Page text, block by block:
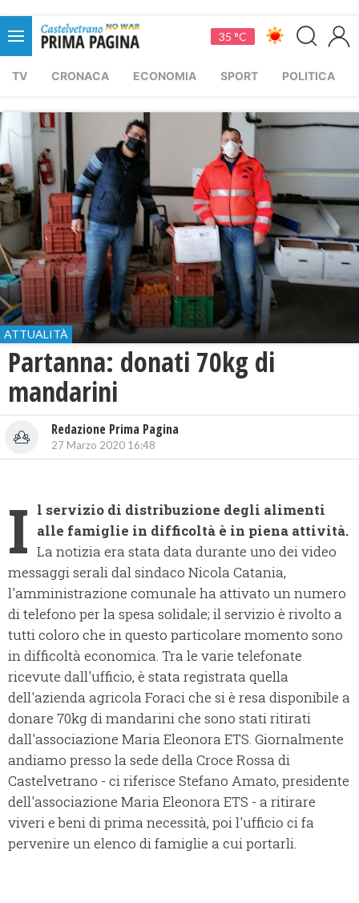
35 °C
TV CRONACA ECONOMIA SPORT POLITICA
ATTUALITÀ
Partanna: donati 70kg di
mandarini
Redazione Prima Pagina
27 Marzo 2020 16:48
I l servizio di distribuzione degli alimenti
alle famiglie in difficoltà è in piena attività.
La notizia era stata data durante uno dei video
messaggi serali dal sindaco Nicola Catania,
l'amministrazione comunale ha attivato un numero
di telefono per la spesa solidale; il servizio è rivolto a
tutti coloro che in questo particolare momento sono
in difficoltà economica. Tra le varie telefonate
ricevute dall'ufficio, è stata registrata quella
dell'azienda agricola Foraci che si è resa disponibile a
donare 70kg di mandarini che sono stati ritirati
dall'associazione Maria Eleonora ETS. Giornalmente
andiamo presso la sede della Croce Rossa di
Castelvetrano - ci riferisce Stefano Amato, presidente
dell'associazione Maria Eleonora ETS - a ritirare
viveri e beni di prima necessità, poi l'ufficio ci fa
pervenire un elenco di famiglie a cui portarli.